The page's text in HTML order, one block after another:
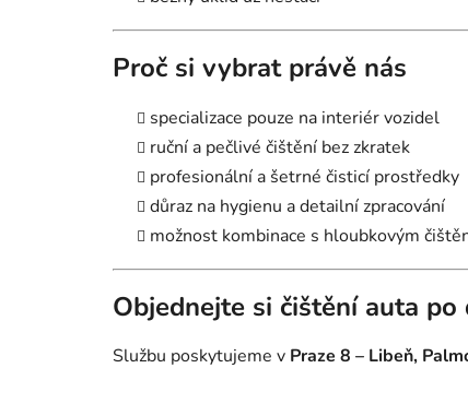
Proč si vybrat právě nás
specializace pouze na interiér vozidel
ruční a pečlivé čištění bez zkratek
profesionální a šetrné čisticí prostředky
důraz na hygienu a detailní zpracování
možnost kombinace s hloubkovým
Objednejte si čištění auta po
Službu poskytujeme v Praze 8 – Libeň,